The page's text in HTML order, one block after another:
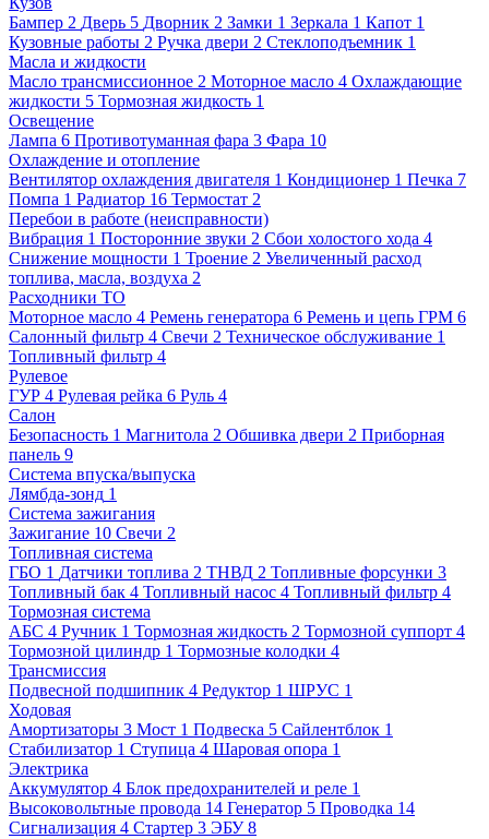
Бампер 2 Дверь 5 Дворник 2 Замки 1 Зеркала 1 Капот 1
Кузовные работы 2 Ручка двери 2 Стеклоподъемник 1
Масла и жидкости
Масло трансмиссионное 2 Моторное масло 4 Охлаждающие
жидкости 5 Тормозная жидкость 1
Освещение
Лампа 6 Противотуманная фара 3 Фара 10
Охлаждение и отопление
Вентилятор охлаждения двигателя 1 Кондиционер 1 Печка 7
Помпа 1 Радиатор 16 Термостат 2
Перебои в работе (неисправности)
Вибрация 1 Посторонние звуки 2 Сбои холостого хода 4
Снижение мощности 1 Троение 2 Увеличенный расход
топлива, масла, воздуха 2
Расходники ТО
Моторное масло 4 Ремень генератора 6 Ремень и цепь ГРМ 6
Салонный фильтр 4 Свечи 2 Техническое обслуживание 1
Топливный фильтр 4
Рулевое
ГУР 4 Рулевая рейка 6 Руль 4
Салон
Безопасность 1 Магнитола 2 Обшивка двери 2 Приборная
панель 9
Система впуска/выпуска
Лямбда-зонд 1
Система зажигания
Зажигание 10 Свечи 2
Топливная система
ГБО 1 Датчики топлива 2 ТНВД 2 Топливные форсунки 3
Топливный бак 4 Топливный насос 4 Топливный фильтр 4
Тормозная система
АБС 4 Ручник 1 Тормозная жидкость 2 Тормозной суппорт 4
Тормозной цилиндр 1 Тормозные колодки 4
Трансмиссия
Подвесной подшипник 4 Редуктор 1 ШРУС 1
Ходовая
Амортизаторы 3 Мост 1 Подвеска 5 Сайлентблок 1
Стабилизатор 1 Ступица 4 Шаровая опора 1
Электрика
Аккумулятор 4 Блок предохранителей и реле 1
Высоковольтные провода 14 Генератор 5 Проводка 14
Сигнализация 4 Стартер 3 ЭБУ 8